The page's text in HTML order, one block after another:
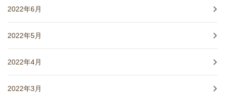
2022年6月
2022年5月
2022年4月
2022年3月